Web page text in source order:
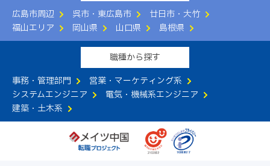
第3条（本サービスの提供）
当社は、以下のサービスの中から利用者に適切なものを当
社の判断で提供するものとします。
（1）電話や面談による転職相談の実施
（2）コンサルタントによる転職活動支援
（3）求人情報の提供
（4）求人者への応募手続きの代行
（5）その他利用者の転職活動に有益と当社が判断する一
第4条（本サービスの提供期間）
広島市周辺
呉市・東広島市
廿日市・大竹
福山エリア
岡山県 山口県 島根県
職種から探す
事務・管理部門
営業・マーケティング系
システムエンジニア
電気・機械系エンジニア
建築・土木系